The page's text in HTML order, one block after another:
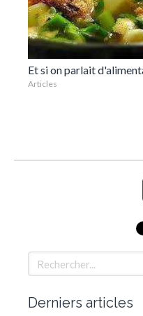
Et si on parlait
Articles
Rechercher
Derniers articles